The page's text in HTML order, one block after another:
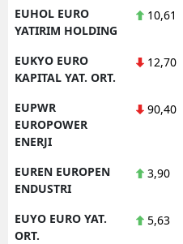
EUHOL EURO
YATIRIM HOLDING
10,61
EUKYO EURO
KAPITAL YAT. ORT.
12,70
EUPWR
EUROPOWER
ENERJI
90,40
EUREN EUROPEN
ENDUSTRI
3,90
EUYO EURO YAT.
ORT.
5,63